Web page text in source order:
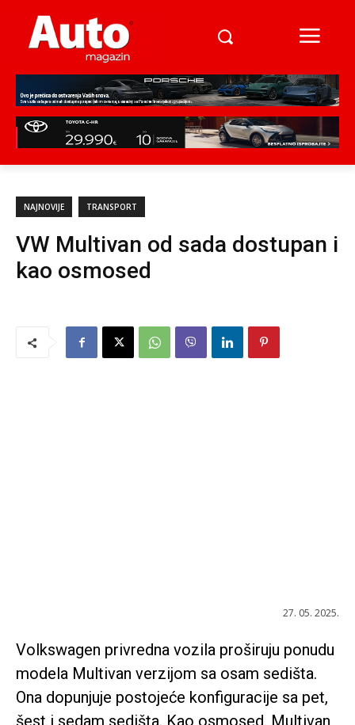
NAJNOVIJE TRANSPORT
VW Multivan od sada dostupan i
kao osmosed
27. 05. 2025.
Volkswagen privredna vozila proširuju ponudu
modela Multivan verzijom sa osam sedišta.
Ona dopunjuje postojeće konfiguracije sa pet,
šest i sedam sedišta. Kao osmosed, Multivan